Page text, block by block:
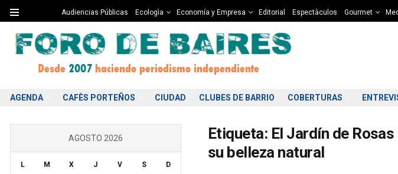
Audiencias Públicas Ecologìa Economía y Empresa Editorial Espectàculos Gourmet
AGENDA CAFÈS PORTEÑOS CIUDAD CLUBES DE BARRIO COBERTURAS
Etiqueta: El Jardín de
su belleza natural
AGOSTO 2026
L M X J V S D